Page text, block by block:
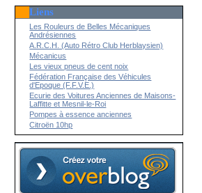
Liens
Les Rouleurs de Belles Mécaniques
Andrésiennes
A.R.C.H. (Auto Rétro Club Herblaysien)
Mécanicus
Les vieux pneus de cent noix
Fédération Française des Véhicules
d'Epoque (F.F.V.E.)
Ecurie des Voitures Anciennes de Maisons-
Laffitte et Mesnil-le-Roi
Pompes à essence anciennes
Citroën 10hp